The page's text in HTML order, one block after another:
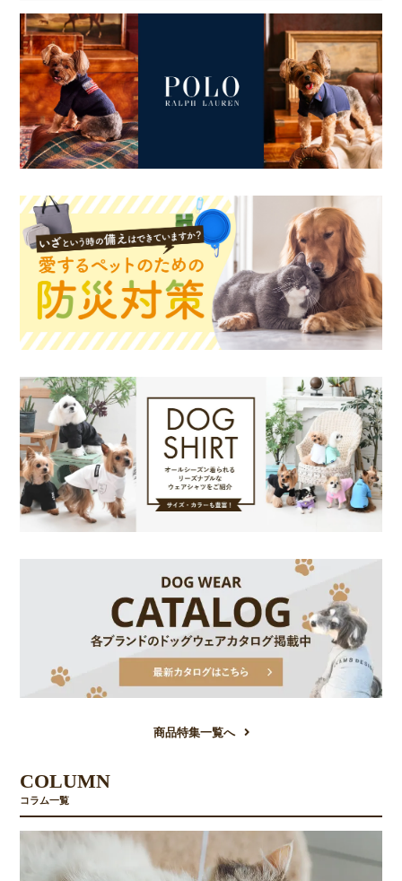
商品特集一覧へ
COLUMN
コラム一覧